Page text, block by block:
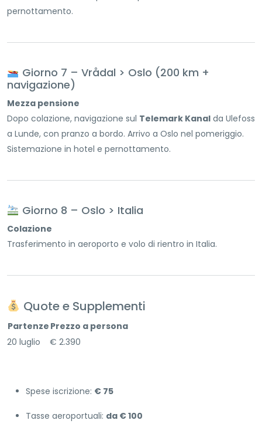
pernottamento.
Giorno 7 – Vrådal > Oslo (200 km +
navigazione)
Mezza pensione
Dopo colazione, navigazione sul Telemark Kanal da Ulefoss
a Lunde, con pranzo a bordo. Arrivo a Oslo nel pomeriggio.
Sistemazione in hotel e pernottamento.
Giorno 8 – Oslo > Italia
Colazione
Trasferimento in aeroporto e volo di rientro in Italia.
Quote e Supplementi
Partenze Prezzo a persona
20 luglio € 2.390
Spese iscrizione: € 75
Tasse aeroportuali: da € 100